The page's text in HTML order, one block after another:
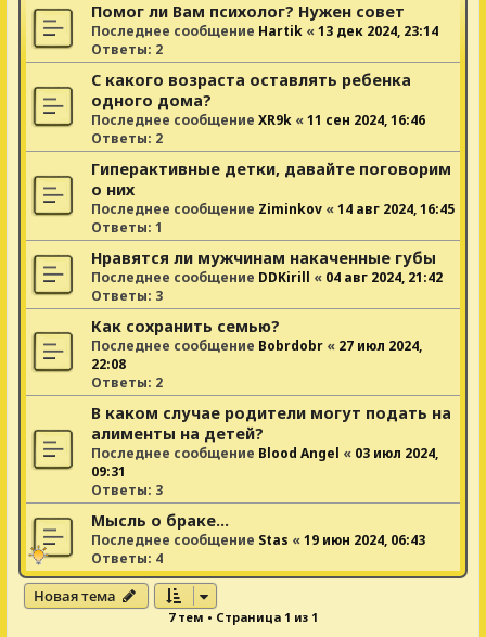
Помог ли Вам психолог? Нужен совет
Последнее сообщение Hartik «13 дек 2024, 23:14
Ответы: 2
С какого возраста оставлять ребенка
одного дома?
Последнее сообщение XR9k «11 сен 2024, 16:46
Ответы: 2
Гиперактивные детки, давайте поговорим
о них
Последнее сообщение Ziminkov «14 авг 2024, 16:45
Ответы: 1
Нравятся ли мужчинам накаченные губы
Последнее сообщение DDKirill « 04 авг 2024, 21:42
Ответы: 3
Как сохранить семью?
Последнее сообщение Bobrdobr « 27 июл 2024,
22:08
Ответы: 2
В каком случае родители могут подать на
алименты на детей?
Последнее сообщение Blood Angel « 03 июл 2024,
09:31
Ответы: 3
Мысль о браке...
Последнее сообщение Stas «19 июн 2024, 06:43
Ответы: 4
Новая тема
7 тем • Страница 1 из 1